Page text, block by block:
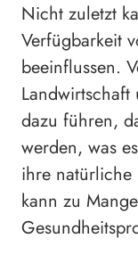
Nicht zuletzt
Verfügbarkeit
beeinflussen.
dazu führen,
werden, was
ihre
kann zu